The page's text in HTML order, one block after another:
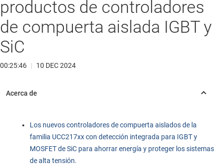
productos de controladores
de compuerta aislada IGBT y
SiC
00:25:46 | 10 DEC 2024
Los nuevos controladores de compuerta aislados de la
familia UCC217xx con detección integrada para IGBT y
MOSFET de SiC para ahorrar energía y proteger los sistemas
de alta tensión.